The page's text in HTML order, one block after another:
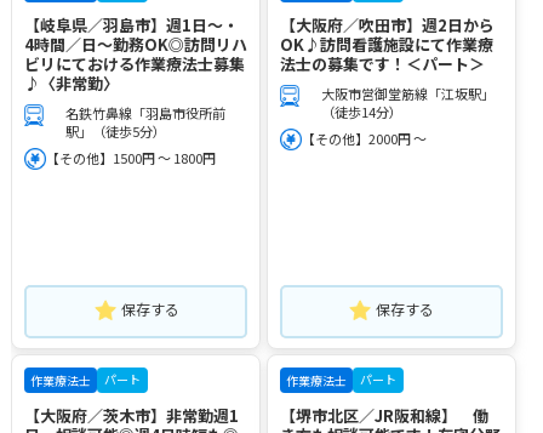
【岐阜県／羽島市】週1日～・
4時間／日～勤務OK◎訪問リハ
ビリにておける作業療法士募集
♪〈非常勤〉
名鉄竹鼻線「羽島市役所前
駅」（徒歩5分）
【その他】1500円 ～ 1800円
保存する
【大阪府／吹田市】週2日から
OK♪訪問看護施設にて作業療
法士の募集です！＜パート＞
大阪市営御堂筋線「江坂駅」
（徒歩14分）
【その他】2000円 ～
保存する
作業療法士 パート
【大阪府／茨木市】非常勤週1
作業療法士 パート
【堺市北区／JR阪和線】 働